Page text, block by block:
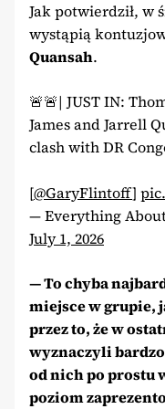
Jak potwierdził, w
wystąpią
Quansah.
🚨🚨| JUST IN:
James and Jarrell
clash with DR
[@GaryFlintoff]
— Everything About
July 1, 2026
— To chyba
miejsce w grupie,
przez to, że w
wyznaczyli
od nich po prostu
poziom